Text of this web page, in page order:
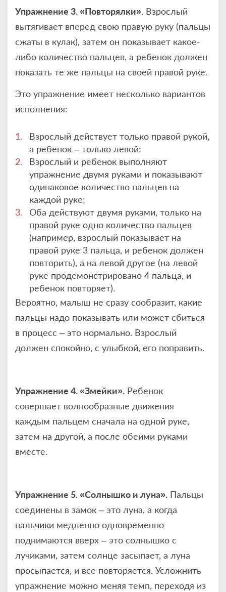
Упражнение 3. «Повторялки». Взрослый
вытягивает вперед свою правую руку (пальцы
сжаты в кулак), затем он показывает какое-
либо количество пальцев, а ребенок должен
показать те же пальцы на своей правой руке.
Это упражнение имеет несколько вариантов
исполнения:
Взрослый действует только правой рукой,
а ребенок – только левой;
Взрослый и ребенок выполняют
упражнение двумя руками и показывают
одинаковое количество пальцев на
каждой руке;
Оба действуют двумя руками, только на
правой руке одно количество пальцев
(например, взрослый показывает на
правой руке 3 пальца, и ребенок должен
повторить), а на левой другое (на левой
руке продемонстрировано 4 пальца, и
ребенок повторяет).
Вероятно, малыш не сразу сообразит, какие
пальцы надо показывать или может сбиться
в процесс – это нормально. Взрослый
должен спокойно, с улыбкой, его поправить.
Упражнение 4. «Змейки». Ребенок
совершает волнообразные движения
каждым пальцем сначала на одной руке,
затем на другой, а после обеими руками
вместе.
Упражнение 5. «Солнышко и луна». Пальцы
соединены в замок – это луна, а когда
пальчики медленно одновременно
поднимаются вверх – это солнышко с
лучиками, затем солнце засыпает, а луна
просыпается, и все повторяется. Усложнить
упражнение можно меняя темп, переходя из